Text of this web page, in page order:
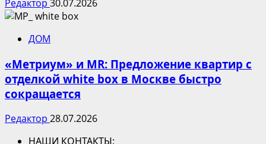
Редактор 30.07.2026
ДОМ
«Метриум» и MR: Предложение квартир с
отделкой white box в Москве быстро
сокращается
Редактор 28.07.2026
НАШИ КОНТАКТЫ: